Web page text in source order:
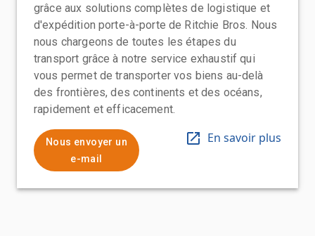
grâce aux solutions complètes de logistique et
d'expédition porte-à-porte de Ritchie Bros. Nous
nous chargeons de toutes les étapes du
transport grâce à notre service exhaustif qui
vous permet de transporter vos biens au-delà
des frontières, des continents et des océans,
rapidement et efficacement.
Nous envoyer un
e-mail
En savoir plus